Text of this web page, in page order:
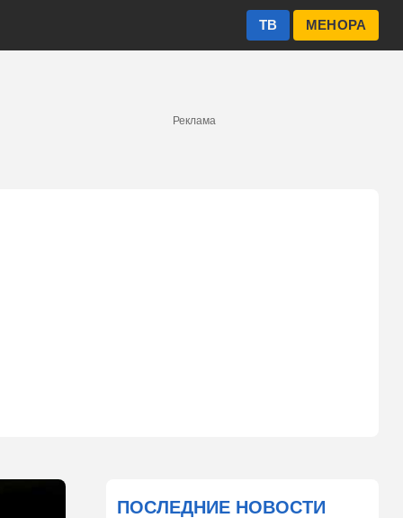
МЕНОРА
ТВ
Реклама
ПОСЛЕДНИЕ НОВОСТИ